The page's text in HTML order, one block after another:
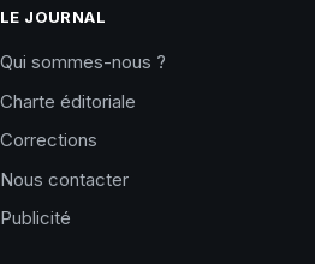
LE JOURNAL
Qui sommes-nous ?
Charte éditoriale
Corrections
Nous contacter
Publicité